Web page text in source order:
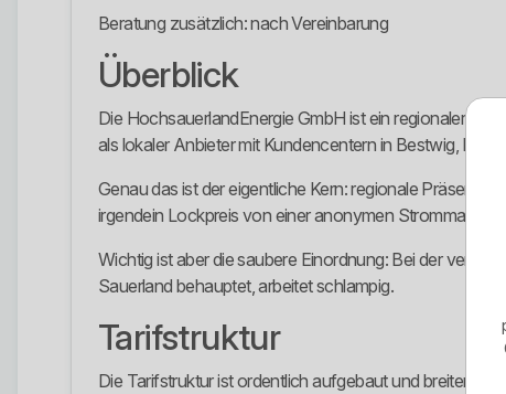
Beratung zusätzlich: nach Vereinbarung
Überblick
Die HochsauerlandEnergie GmbH ist ein regionaler
als lokaler Anbieter mit Kundencentern in Bestwig,
Genau das ist der eigentliche Kern: regionale Präsenz,
irgendein Lockpreis von einer anonymen Strommarke.
Wichtig ist aber die saubere Einordnung: Bei der
Sauerland behauptet, arbeitet schlampig.
Tarifstruktur
Die Tarifstruktur ist ordentlich aufgebaut und breiter als